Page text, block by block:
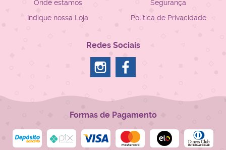
Onde estamos
Indique nossa Loja
Segurança
Política de Privacidade
Redes Sociais
Formas de Pagamento